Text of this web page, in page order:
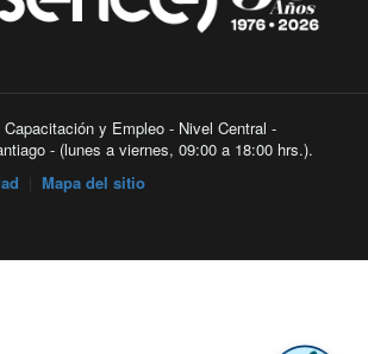
y Empleo - Nivel Central -
- (lunes a viernes, 09:00 a 18:00 hrs.).
Mapa del sitio